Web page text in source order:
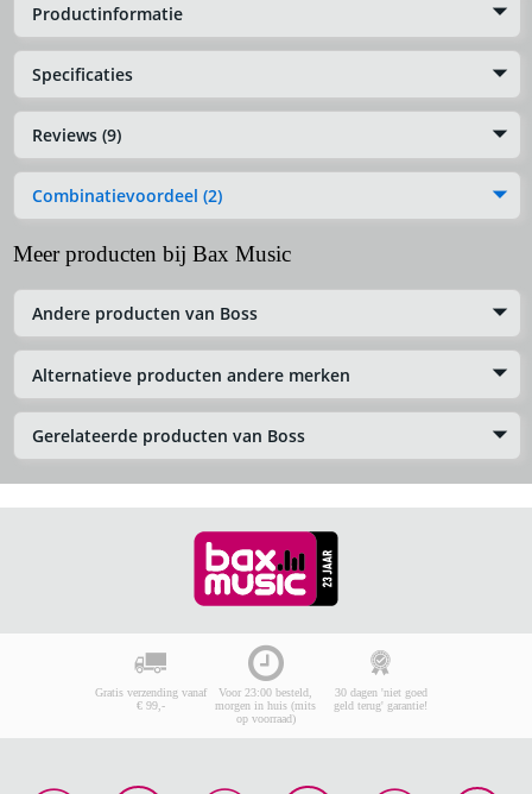
Productinformatie
Specificaties
Reviews (9)
Combinatievoordeel (2)
Meer producten bij Bax Music
Andere producten van Boss
Alternatieve producten andere merken
Gerelateerde producten van Boss
Gratis verzending vanaf
€ 99,-
Voor 23:00 besteld,
morgen in huis (mits
op voorraad)
30 dagen 'niet goed
geld terug' garantie!